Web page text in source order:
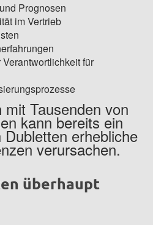
Prognosen
im Vertrieb
für
Tausenden von
kann bereits ein
erhebliche
verursachen.
überhaupt